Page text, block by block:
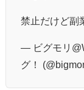
禁止だけど副
— ビグモリ
グ！